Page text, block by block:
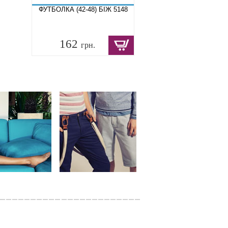
ФУТБОЛКА (42-48) БІЖ 5148
162 грн.